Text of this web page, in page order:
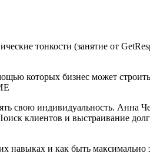
тонкости (занятие от
которых бизнес может
свою индивидуальность. Анна
клиентов и выстраивание
навыках и как быть